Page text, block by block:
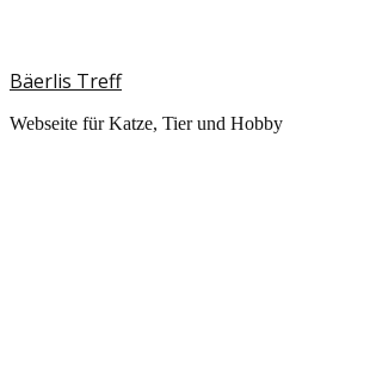
Bäerlis Treff
Webseite für Katze, Tier und Hobby